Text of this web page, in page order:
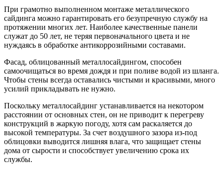
При грамотно выполненном монтаже металлического
сайдинга можно гарантировать его безупречную службу на
протяжении многих лет. Наиболее качественные панели
служат до 50 лет, не теряя первоначального цвета и не
нуждаясь в обработке антикоррозийными составами.
Фасад, облицованный металлосайдингом, способен
самоочищаться во время дождя и при поливе водой из шланга.
Чтобы стены всегда оставались чистыми и красивыми, много
усилий прикладывать не нужно.
Поскольку металлосайдинг устанавливается на некотором
расстоянии от основных стен, он не приводит к перегреву
конструкций в жаркую погоду, хотя сам раскаляется до
высокой температуры. За счет воздушного зазора из-под
облицовки выводится лишняя влага, что защищает стены
дома от сырости и способствует увеличению срока их
службы.